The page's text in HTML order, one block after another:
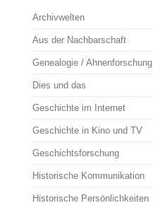
Archivwelten
Aus der Nachbarschaft
Genealogie / Ahnenforschung
Dies und das
Geschichte im Internet
Geschichte in Kino und TV
Geschichtsforschung
Historische Kommunikation
Historische Persönlichkeiten